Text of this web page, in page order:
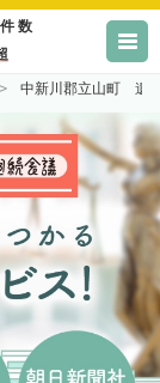
数
中新川郡立山町 遺